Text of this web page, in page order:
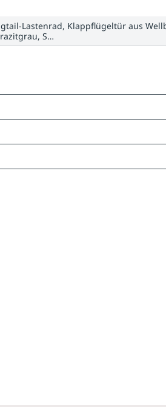
Lastenrad, Klappflügeltür aus
S…